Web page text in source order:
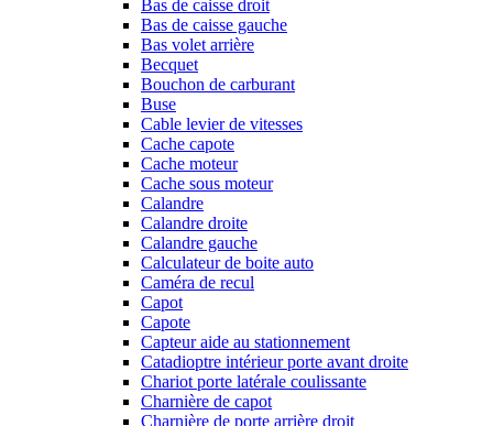
Bas de caisse droit
Bas de caisse gauche
Bas volet arrière
Becquet
Bouchon de carburant
Buse
Cable levier de vitesses
Cache capote
Cache moteur
Cache sous moteur
Calandre
Calandre droite
Calandre gauche
Calculateur de boite auto
Caméra de recul
Capot
Capote
Capteur aide au stationnement
Catadioptre intérieur porte avant droite
Chariot porte latérale coulissante
Charnière de capot
Charnière de porte arrière droit